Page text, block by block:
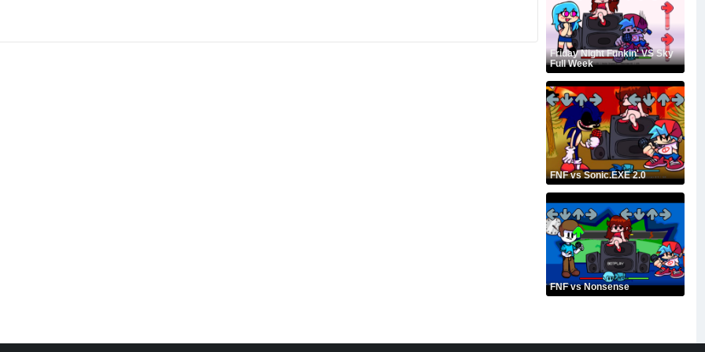
Friday Night Funkin' VS Sky
Full Week
FNF vs Sonic.EXE 2.0
FNF vs Nonsense